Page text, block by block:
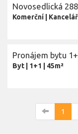
Novosedlická
Komerční
Pronájem bytu
Byt 1+1 45m²
1